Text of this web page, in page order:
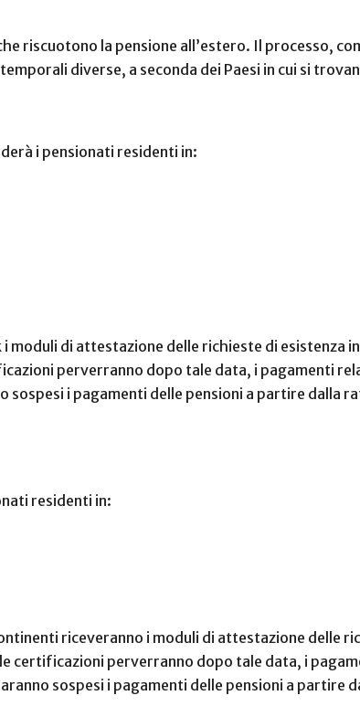
riscuotono la pensione all’estero. Il processo,
diverse, a seconda dei Paesi in cui si
i pensionati residenti in:
moduli di attestazione delle richieste di esistenza
perverranno dopo tale data, i pagamenti
i pagamenti delle pensioni a partire dalla
residenti in:
riceveranno i moduli di attestazione delle
certificazioni perverranno dopo tale data, i
sospesi i pagamenti delle pensioni a partire